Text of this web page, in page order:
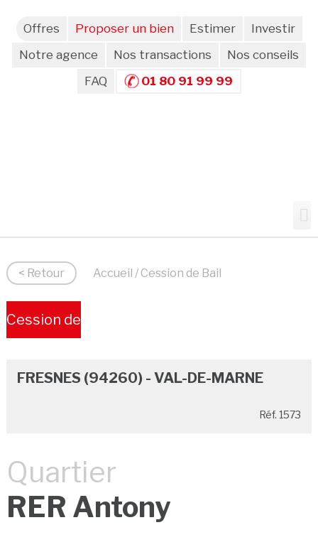
Offres Proposer un bien Estimer
Investir
Notre agence
Nos transactions
Nos conseils
FAQ
01 80 91 99 99
< Retour Accueil / Cession de Bail
Cession de
FRESNES (94260) - VAL-DE-MARNE
Réf. 1573
Quartier
RER Antony